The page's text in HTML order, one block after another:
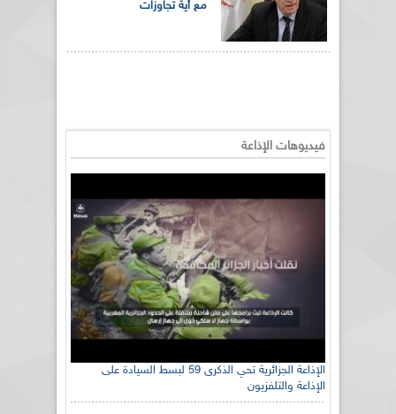
مع أية تجاوزات
فيديوهات الإذاعة
الإذاعة الجزائرية تحي الذكرى 59 لبسط السيادة على
الإذاعة والتلفزيون